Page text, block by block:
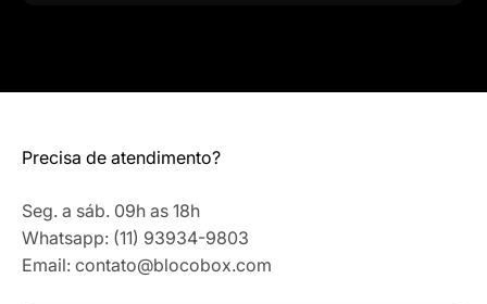
Precisa de atendimento?
Seg. a sáb. 09h as 18h
Whatsapp: (11) 93934-9803
Email: contato@blocobox.com